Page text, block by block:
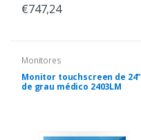
€747,24
Monitores
Monitor touchscreen de 24"
de grau médico 2403LM